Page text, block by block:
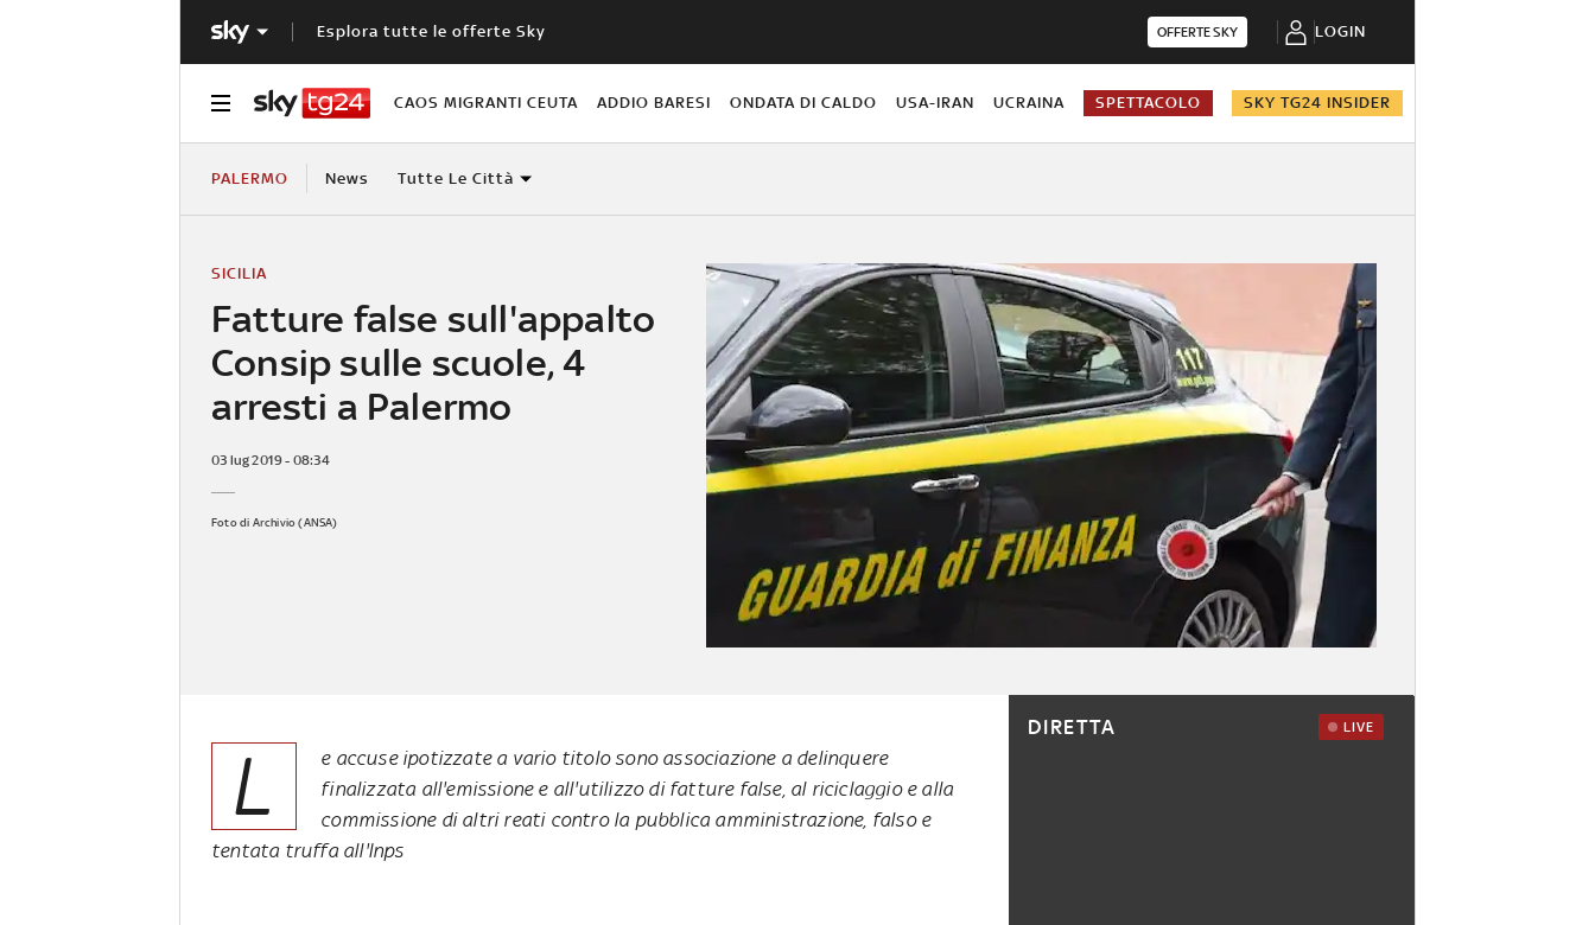
Esplora tutte le offerte Sky OFFERTE SKY LOGIN
CAOS MIGRANTI CEUTA ADDIO BARESI ONDATA DI CALDO USA-IRAN UCRAINA SPETTACOLO SKY TG24 INSIDER
PALERMO News Tutte Le Città
Fatture false sull'appalto
Consip sulle scuole, 4
arresti a Palermo
SICILIA
03 lug 2019 - 08:34
Foto di Archivio (ANSA)
L
e accuse ipotizzate a vario titolo sono associazione a delinquere
finalizzata all'emissione e all'utilizzo di fatture false, al riciclaggio e alla
commissione di altri reati contro la pubblica amministrazione, falso e
tentata truffa all'Inps
DIRETTA LIVE